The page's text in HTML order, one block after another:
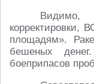
Видимо,
корректировки,
площадям».
бешеных
боеприпасов